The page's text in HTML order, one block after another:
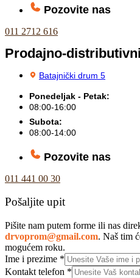
Pozovite nas
011 2712 616
Prodajno-
Batajnički drum 5
Ponedeljak - Petak:
08:00-16:00
Subota:
08:00-14:00
Pozovite nas
011 441 00 30
Pošaljite upit
Pišite nam putem forme ili nas
drvoprom@gmail.com. Naš tim
mogućem roku.
Ime i prezime *
Kontakt telefon *